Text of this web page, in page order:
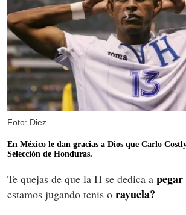
Foto: Diez
En México le dan gracias a Dios que Carlo
Selección de Honduras.
Te quejas de que la H se dedica a
estamos jugando tenis o rayuela?